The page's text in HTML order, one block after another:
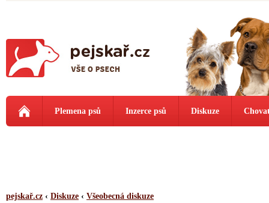
Plemena psů Inzerce psů Diskuze
pejskař.cz ‹ Diskuze ‹ Všeobecná diskuze